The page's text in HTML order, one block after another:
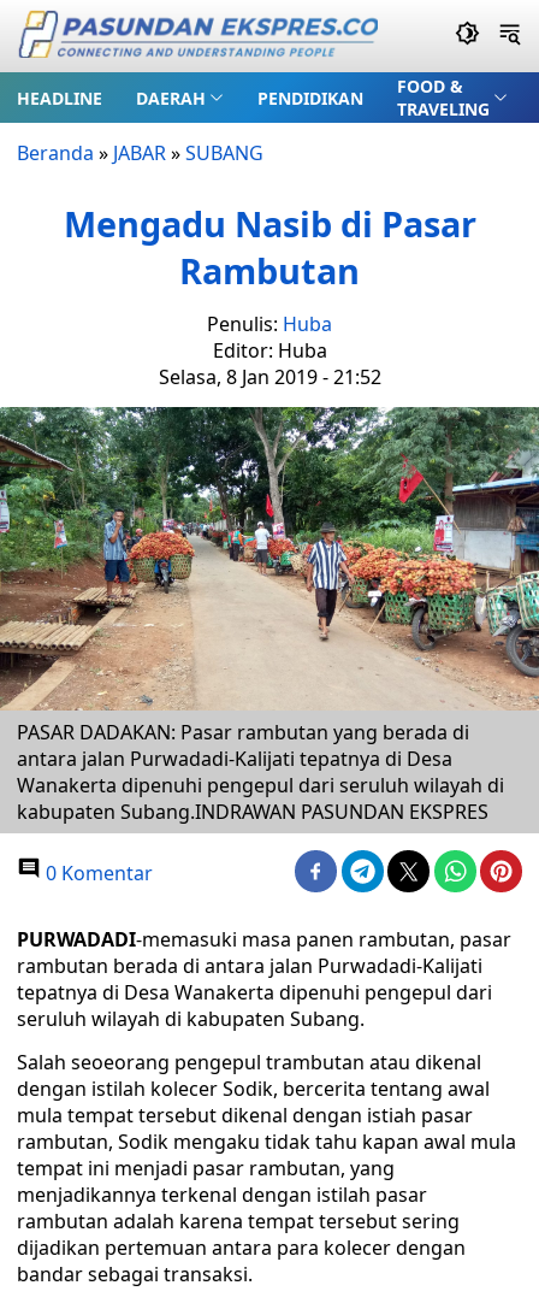
HEADLINE DAERAH PENDIDIKAN
FOOD &
TRAVELING
Beranda » JABAR»SUBANG
Mengadu Nasib di Pasar
Rambutan
Penulis: Huba
Editor: Huba
Selasa, 8 Jan 2019 - 21:52
PASAR DADAKAN: Pasar rambutan yang berada di
antara jalan Purwadadi-Kalijati tepatnya di Desa
Wanakerta dipenuhi pengepul dari seruluh wilayah di
kabupaten Subang.INDRAWAN PASUNDAN EKSPRES
0 Komentar
PURWADADI-memasuki masa panen rambutan, pasar
rambutan berada di antara jalan Purwadadi-Kalijati
tepatnya di Desa Wanakerta dipenuhi pengepul dari
seruluh wilayah di kabupaten Subang.
Salah seoeorang pengepul trambutan atau dikenal
dengan istilah kolecer Sodik, bercerita tentang awal
mula tempat tersebut dikenal dengan istiah pasar
rambutan, Sodik mengaku tidak tahu kapan awal mula
tempat ini menjadi pasar rambutan, yang
menjadikannya terkenal dengan istilah pasar
rambutan adalah karena tempat tersebut sering
dijadikan pertemuan antara para kolecer dengan
bandar sebagai transaksi.